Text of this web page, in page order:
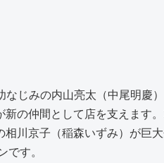
じみの内山亮太（中尾明慶
の仲間として店を支えます
川京子（稲森いずみ）が巨
す。